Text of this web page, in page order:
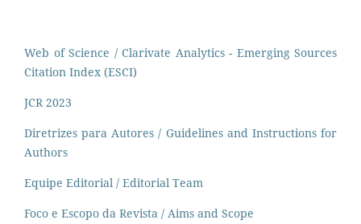
Web of Science / Clarivate Analytics - Emerging Sources
Citation Index (ESCI)
JCR 2023
Diretrizes para Autores / Guidelines and Instructions for
Authors
Equipe Editorial / Editorial Team
Foco e Escopo da Revista / Aims and Scope